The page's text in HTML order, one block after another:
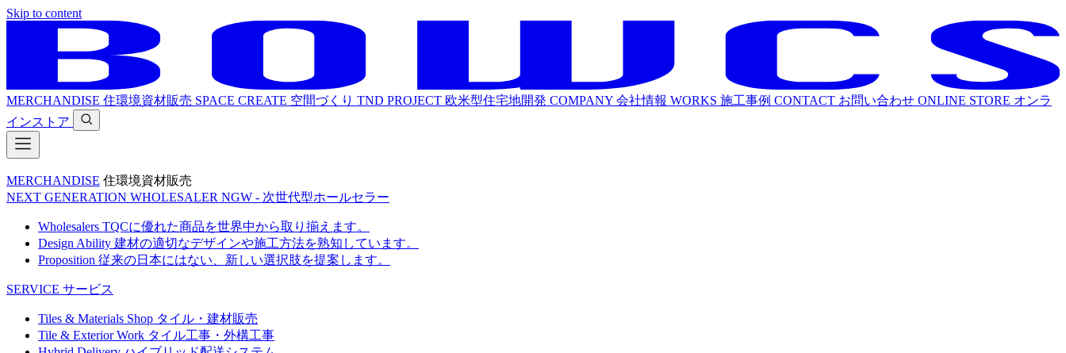
Skip to content
MERCHANDISE 住環境資材販売 SPACE CREATE 空間づくり TND PROJECT 欧米型住宅地開発 COMPANY 会社情報 WORKS 施工事例 CONTACT お問い合わせ ONLINE STORE オンラ
インストア
MERCHANDISE 住環境資材販売
NEXT GENERATION WHOLESALER NGW - 次世代型ホールセラー
Wholesalers TQCに優れた商品を世界中から取り揃えます。
Design Ability 建材の適切なデザインや施工方法を熟知しています。
Proposition 従来の日本にはない、新しい選択肢を提案します。
SERVICE サービス
Tiles & Materials Shop タイル・建材販売
Tile & Exterior Work タイル工事・外構工事